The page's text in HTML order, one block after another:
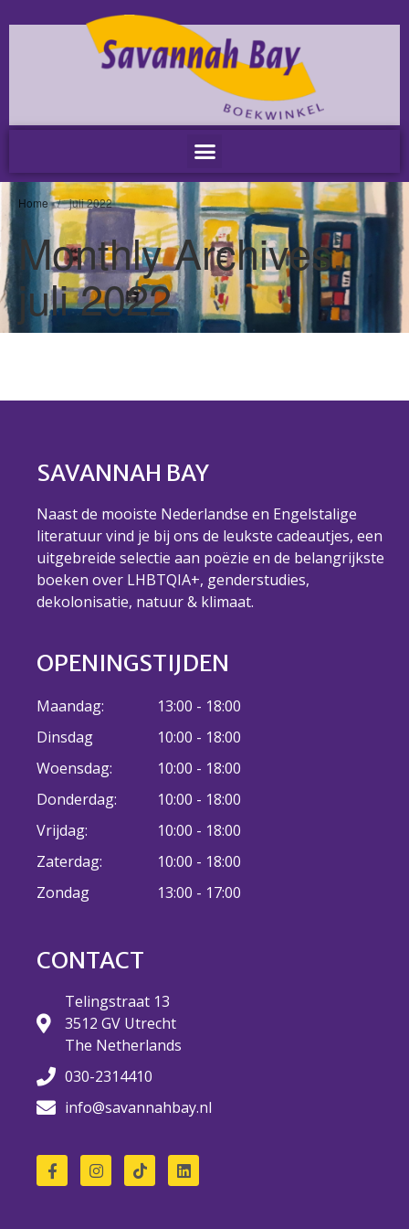
Home
Nieuws
Nieuws
Nieuwsbrieven
Podcast
Agenda
Summer Stories 2026
Zakelijk
Algemeen
Verkoop op locatie
Voor Medewerkers en Relaties
Verhuur
Stories of Belonging
Vacatures
Steun ons
Bestelformulier
Webshop
Sunday
Home / juli 2022
Monthly Archives:
juli 2022
SAVANNAH BAY
Naast de mooiste Nederlandse en Engelstalige
literatuur vind je bij ons de leukste cadeautjes, een
uitgebreide selectie aan poëzie en de belangrijkste
boeken over LHBTQIA+, genderstudies,
dekolonisatie, natuur & klimaat.
OPENINGSTIJDEN
Maandag:
Dinsdag
Woensdag:
Donderdag:
Vrijdag:
Zaterdag:
Zondag
13:00 - 18:00
10:00 - 18:00
10:00 - 18:00
10:00 - 18:00
10:00 - 18:00
10:00 - 18:00
13:00 - 17:00
CONTACT
Telingstraat 13
3512 GV Utrecht
The Netherlands
030-2314410
info@savannahbay.nl